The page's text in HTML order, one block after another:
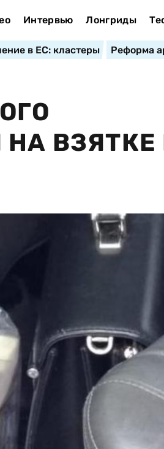
Интервью Лонгриды
в ЕС: кластеры Реформа
ВЗЯТКЕ